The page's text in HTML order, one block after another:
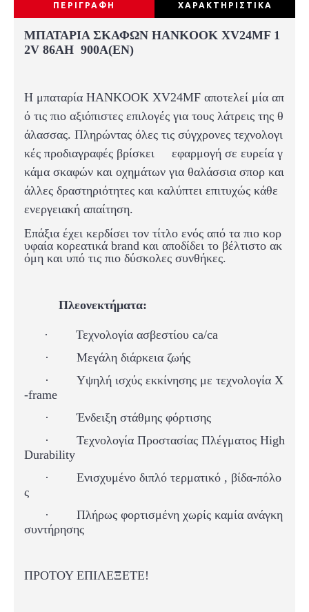
ΠΕΡΙΓΡΑΦΗ ΧΑΡΑΚΤΗΡΙΣΤΙΚΑ
ΜΠΑΤΑΡΙΑ ΣΚΑΦΩΝ HANKOOK XV24MF 1
2V 86AH 900A(EN)
Η μπαταρία HANKOOK XV24MF αποτελεί μία απ
ό τις πιο αξιόπιστες επιλογές για τους λάτρεις της θ
άλασσας. Πληρώντας όλες τις σύγχρονες τεχνολογι
κές προδιαγραφές βρίσκει εφαρμογή σε ευρεία γ
κάμα σκαφών και οχημάτων για θαλάσσια σπορ και
άλλες δραστηριότητες και καλύπτει επιτυχώς κάθε
ενεργειακή απαίτηση.
Επάξια έχει κερδίσει τον τίτλο ενός από τα πιο κορ
υφαία κορεατικά brand και αποδίδει το βέλτιστο ακ
όμη και υπό τις πιο δύσκολες συνθήκες.
Πλεονεκτήματα:
·
Τεχνολογία ασβεστίου ca/ca
·
Μεγάλη διάρκεια ζωής
·
Υψηλή ισχύς εκκίνησης με τεχνολογία X
-frame
·
Ένδειξη στάθμης φόρτισης
·
Τεχνολογία Προστασίας Πλέγματος High
Durability
·
Ενισχυμένο διπλό τερματικό , βίδα-πόλο
ς
·
Πλήρως φορτισμένη χωρίς καμία ανάγκη
συντήρησης
ΠΡΟΤΟΥ ΕΠΙΛΕΞΕΤΕ!